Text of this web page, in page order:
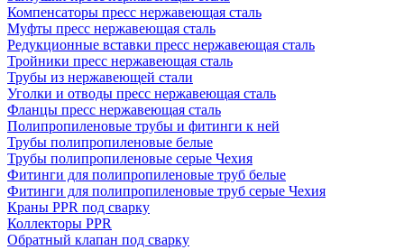
Компенсаторы пресс нержавеющая сталь
Муфты пресс нержавеющая сталь
Редукционные вставки пресс нержавеющая сталь
Тройники пресс нержавеющая сталь
Трубы из нержавеющей стали
Уголки и отводы пресс нержавеющая сталь
Фланцы пресс нержавеющая сталь
Полипропиленовые трубы и фитинги к ней
Трубы полипропиленовые белые
Трубы полипропиленовые серые Чехия
Фитинги для полипропиленовые труб белые
Фитинги для полипропиленовые труб серые Чехия
Краны PPR под сварку
Коллекторы PPR
Обратный клапан под сварку